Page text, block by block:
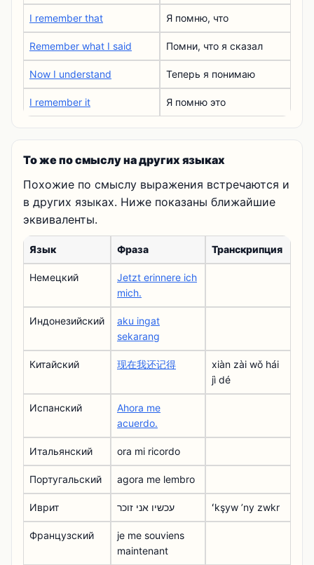
I remember that Я помню, что
Remember what I said Помни, что я сказал
Now I understand Теперь я понимаю
I remember it Я помню это
То же по смыслу на других языках
Похожие по смыслу выражения встречаются и
в других языках. Ниже показаны ближайшие
эквиваленты.
Язык Фраза Транскрипция
Немецкий
Jetzt erinnere ich
mich.
Индонезийский
aku ingat
sekarang
Китайский 现在我还记得
xiàn zài wǒ hái
jì dé
Испанский
Ahora me
acuerdo.
Итальянский ora mi ricordo
Португальский agora me lembro
Иврит עכשיו אני זוכר ʻkşyw ʼny zwkr
Французский
je me souviens
maintenant